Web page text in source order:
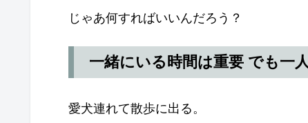
じゃあ何すればいいんだろう？
一緒にいる時間は重要 でも一
愛犬連れて散歩に出る。